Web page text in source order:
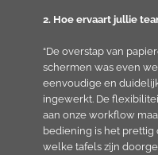
2. Hoe ervaart jullie
“De overstap van
schermen was even
eenvoudige en
ingewerkt. De
aan onze workflow
bediening is het prettig
welke tafels zijn